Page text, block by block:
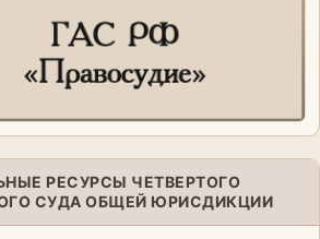
РЕСУРСЫ ЧЕТВЕРТОГО
СУДА ОБЩЕЙ ЮРИСДИКЦИИ